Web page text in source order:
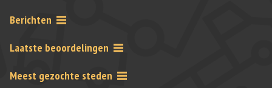
Berichten
Laatste beoordelingen
Meest gezochte steden